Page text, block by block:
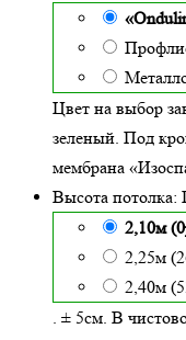
Цвет на выбор
зеленый. Под
мембрана
Высота потолка:
2,10м
2,25м
2,40м
. ± 5см. В